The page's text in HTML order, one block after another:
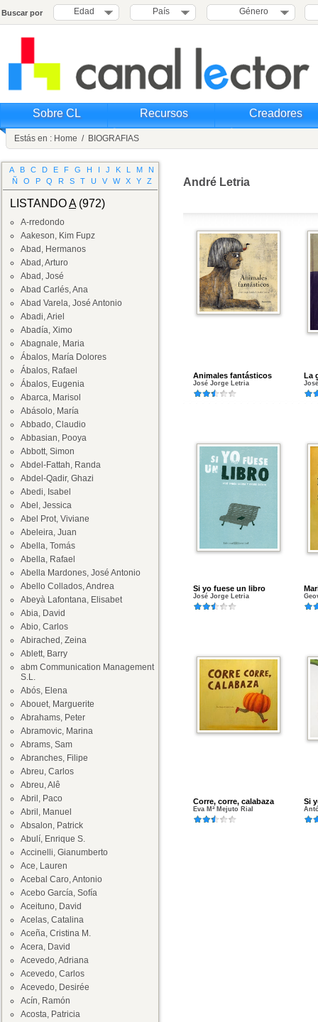
Buscar por Edad País Género
Sobre CL Recursos Creadores
Estás en : Home / BIOGRAFIAS
A B C D E F G H I J K L M
N
Ñ
O P Q R S T U V W X Y Z
LISTANDOA(972)
A-rredondo
Aakeson, Kim Fupz
Abad, Hermanos
Abad, Arturo
Abad, José
Abad Carlés, Ana
Abad Varela, José Antonio
Abadi, Ariel
Abadía, Ximo
Abagnale, Maria
Ábalos, María Dolores
Ábalos, Rafael
Ábalos, Eugenia
Abarca, Marisol
Abásolo, María
Abbado, Claudio
Abbasian, Pooya
Abbott, Simon
Abdel-Fattah, Randa
Abdel-Qadir, Ghazi
Abedi, Isabel
Abel, Jessica
Abel Prot, Viviane
Abeleira, Juan
Abella, Tomás
Abella, Rafael
Abella Mardones, José Antonio
Abello Collados, Andrea
Abeyà Lafontana, Elisabet
Abia, David
Abio, Carlos
Abirached, Zeina
Ablett, Barry
abm Communication Management
S.L.
Abós, Elena
Abouet, Marguerite
Abrahams, Peter
Abramovic, Marina
Abrams, Sam
Abranches, Filipe
Abreu, Carlos
Abreu, Alê
Abril, Paco
Abril, Manuel
Absalon, Patrick
Abulí, Enrique S.
Accinelli, Gianumberto
Ace, Lauren
Acebal Caro, Antonio
Acebo García, Sofía
Aceituno, David
Acelas, Catalina
Aceña, Cristina M.
Acera, David
Acevedo, Adriana
Acevedo, Carlos
Acevedo, Desirée
Acín, Ramón
Acosta, Patricia
André Letria
Animales fantásticos
José Jorge Letria
La
Si yo fuese un libro
José Jorge Letria
Corre, corre, calabaza
Eva Mª Mejuto Rial
Si